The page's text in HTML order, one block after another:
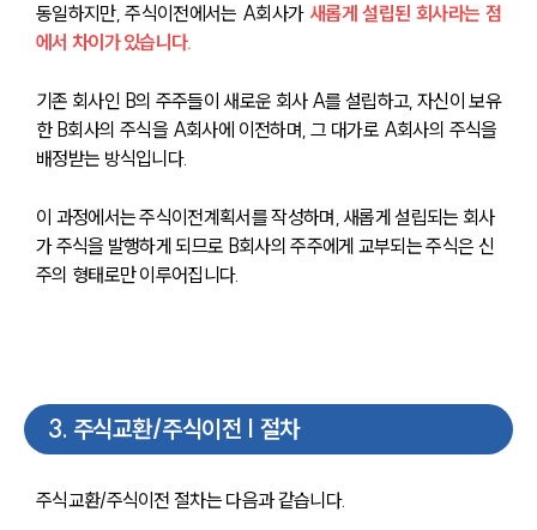
동일하지만, 주식이전에서는 A회사가 새롭게 설립된 회사라는 점
에서 차이가 있습니다.
기존 회사인 B의 주주들이 새로운 회사 A를 설립하고, 자신이 보유
한 B회사의 주식을 A회사에 이전하며, 그 대가로 A회사의 주식을
배정받는 방식입니다.
이 과정에서는 주식이전계획서를 작성하며, 새롭게 설립되는 회사
가 주식을 발행하게 되므로 B회사의 주주에게 교부되는 주식은 신
주의 형태로만 이루어집니다.
3. 주식교환/주식이전 | 절차
주식교환/주식이전 절차는 다음과 같습니다.